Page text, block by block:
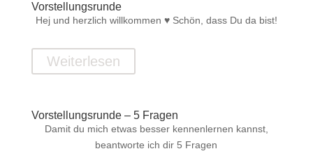
Vorstellungsrunde
Hej und herzlich willkommen ♥ Schön, dass Du da bist!
Weiterlesen
Vorstellungsrunde – 5 Fragen
Damit du mich etwas besser kennenlernen kannst,
beantworte ich dir 5 Fragen